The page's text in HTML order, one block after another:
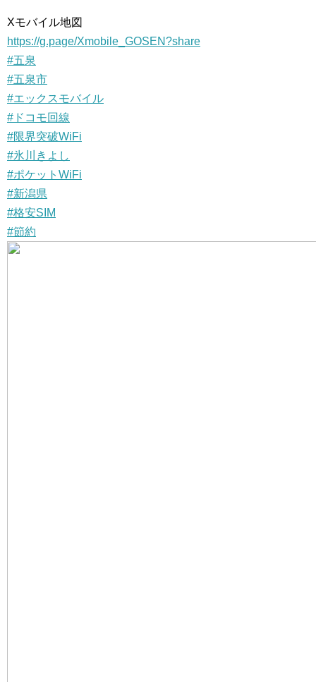
Xモバイル地図
https://g.page/Xmobile_GOSEN?share
#五泉
#五泉市
#エックスモバイル
#ドコモ回線
#限界突破WiFi
#氷川きよし
#ポケットWiFi
#新潟県
#格安SIM
#節約